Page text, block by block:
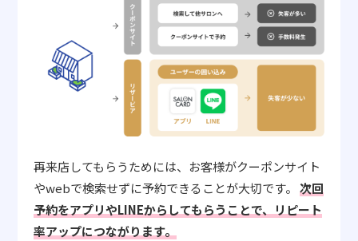
再来店してもらうためには、お客様がクーポンサイト
やwebで検索せずに予約できることが大切です。 次回
予約をアプリやLINEからしてもらうことで、リピート
率アップにつながります。